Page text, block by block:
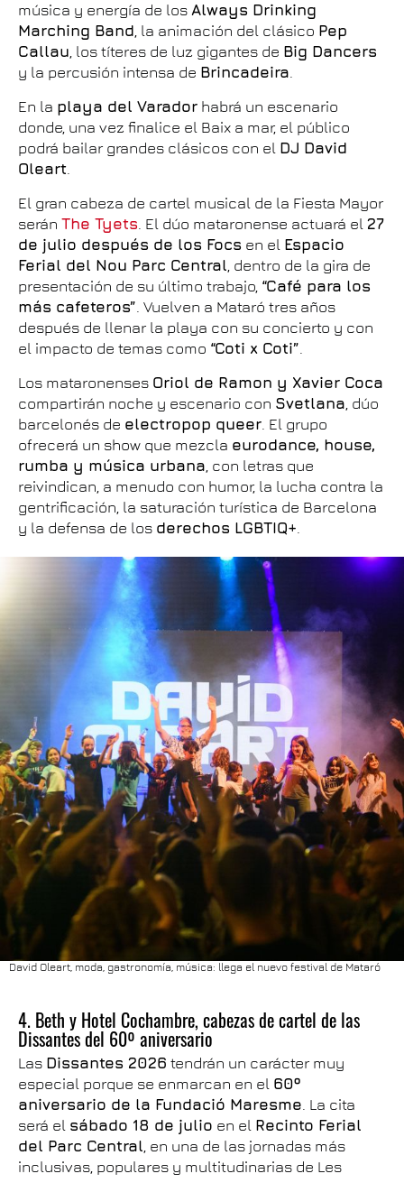
música y energía de los Always Drinking
Marching Band, la animación del clásico Pep
Callau, los títeres de luz gigantes de Big Dancers
y la percusión intensa de Brincadeira.
En la playa del Varador habrá un escenario
donde, una vez finalice el Baix a mar, el público
podrá bailar grandes clásicos con el DJ David
Oleart.
El gran cabeza de cartel musical de la Fiesta Mayor
serán The Tyets. El dúo mataronense actuará el 27
de julio después de los Focs en el Espacio
Ferial del Nou Parc Central, dentro de la gira de
presentación de su último trabajo, “Café para los
más cafeteros”. Vuelven a Mataró tres años
después de llenar la playa con su concierto y con
el impacto de temas como “Coti x Coti”.
Los mataronenses Oriol de Ramon y Xavier Coca
compartirán noche y escenario con Svetlana, dúo
barcelonés de electropop queer. El grupo
ofrecerá un show que mezcla eurodance, house,
rumba y música urbana, con letras que
reivindican, a menudo con humor, la lucha contra la
gentrificación, la saturación turística de Barcelona
y la defensa de los derechos LGBTIQ+.
David Oleart, moda, gastronomía, música: llega el nuevo festival de Mataró
4. Beth y Hotel Cochambre, cabezas de cartel de las
Dissantes del 60º aniversario
Las Dissantes 2026 tendrán un carácter muy
especial porque se enmarcan en el 60º
aniversario de la Fundació Maresme. La cita
será el sábado 18 de julio en el Recinto Ferial
del Parc Central, en una de las jornadas más
inclusivas, populares y multitudinarias de Les